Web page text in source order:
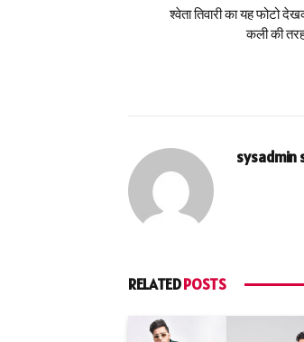
श्वेता तिवारी का यह फोटो
कली की तरह
sysadmin
RELATEDPOSTS